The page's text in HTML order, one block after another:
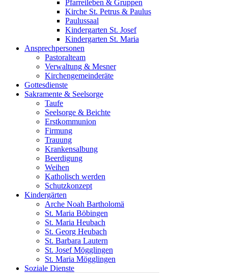
Pfarreileben & Gruppen
Kirche St. Petrus & Paulus
Paulussaal
Kindergarten St. Josef
Kindergarten St. Maria
Ansprechpersonen
Pastoralteam
Verwaltung & Mesner
Kirchengemeinderäte
Gottesdienste
Sakramente & Seelsorge
Taufe
Seelsorge & Beichte
Erstkommunion
Firmung
Trauung
Krankensalbung
Beerdigung
Weihen
Katholisch werden
Schutzkonzept
Kindergärten
Arche Noah Bartholomä
St. Maria Böbingen
St. Maria Heubach
St. Georg Heubach
St. Barbara Lautern
St. Josef Mögglingen
St. Maria Mögglingen
Soziale Dienste